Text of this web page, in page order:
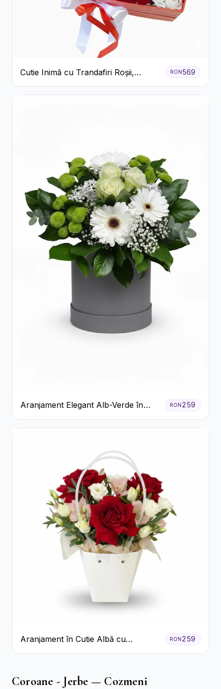
Cutie Inimă cu Trandafiri Roșii,
Crizanteme Albe și Bomboane
Raffaello
RON569
Aranjament Elegant Alb-Verde în
Cutie Gri
RON259
Aranjament în Cutie Albă cu
Trandafiri Roșii și Lisianthus
RON259
Coroane - Jerbe — Cozmeni